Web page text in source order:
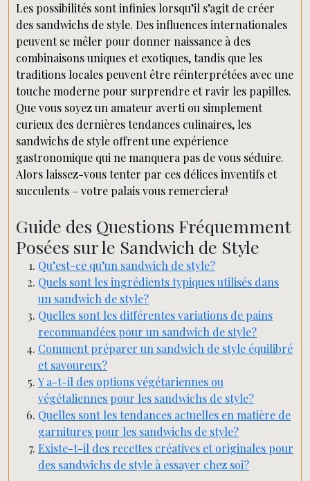
Les possibilités sont infinies lorsqu’il s’agit de créer
des sandwichs de style. Des influences internationales
peuvent se mêler pour donner naissance à des
combinaisons uniques et exotiques, tandis que les
traditions locales peuvent être réinterprétées avec une
touche moderne pour surprendre et ravir les papilles.
Que vous soyez un amateur averti ou simplement
curieux des dernières tendances culinaires, les
sandwichs de style offrent une expérience
gastronomique qui ne manquera pas de vous séduire.
Alors laissez-vous tenter par ces délices inventifs et
succulents – votre palais vous remerciera!
Guide des Questions Fréquemment
Posées sur le Sandwich de Style
Qu’est-ce qu’un sandwich de style?
Quels sont les ingrédients typiques utilisés dans
un sandwich de style?
Quelles sont les différentes variations de pains
recommandées pour un sandwich de style?
Comment préparer un sandwich de style équilibré
et savoureux?
Y a-t-il des options végétariennes ou
végétaliennes pour les sandwichs de style?
Quelles sont les tendances actuelles en matière de
garnitures pour les sandwichs de style?
Existe-t-il des recettes créatives et originales pour
des sandwichs de style à essayer chez soi?